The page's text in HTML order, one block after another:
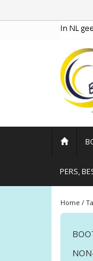
PERS,
Home /